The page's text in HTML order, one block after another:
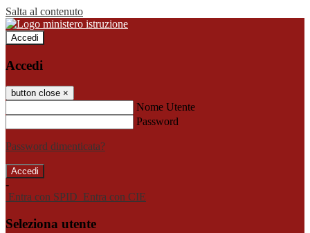
Salta al contenuto
Accedi
Accedi
button close ×
Nome Utente
Password
Password dimenticata?
-
Entra con SPID Entra con CIE
Seleziona utente